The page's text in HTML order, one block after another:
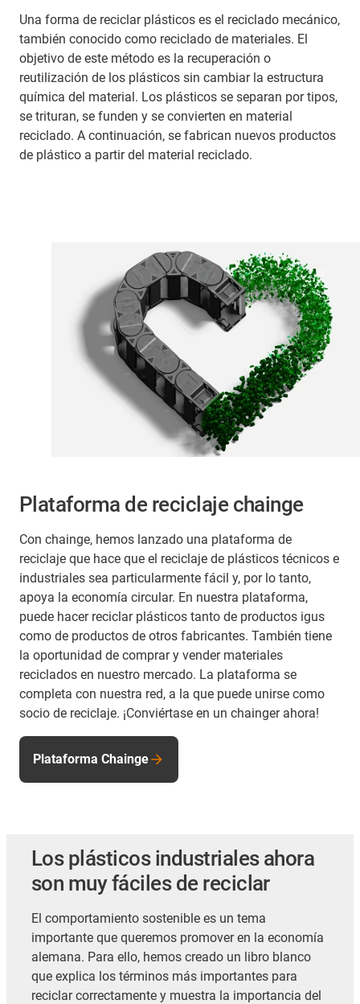
Una forma de reciclar plásticos es el reciclado mecánico,
también conocido como reciclado de materiales. El
objetivo de este método es la recuperación o
reutilización de los plásticos sin cambiar la estructura
química del material. Los plásticos se separan por tipos,
se trituran, se funden y se convierten en material
reciclado. A continuación, se fabrican nuevos productos
de plástico a partir del material reciclado.
Plataforma de reciclaje chainge
Con chainge, hemos lanzado una plataforma de
reciclaje que hace que el reciclaje de plásticos técnicos e
industriales sea particularmente fácil y, por lo tanto,
apoya la economía circular. En nuestra plataforma,
puede hacer reciclar plásticos tanto de productos igus
como de productos de otros fabricantes. También tiene
la oportunidad de comprar y vender materiales
reciclados en nuestro mercado. La plataforma se
completa con nuestra red, a la que puede unirse como
socio de reciclaje. ¡Conviértase en un chainger ahora!
Plataforma Chainge
Los plásticos industriales ahora
son muy fáciles de reciclar
El comportamiento sostenible es un tema
importante que queremos promover en la economía
alemana. Para ello, hemos creado un libro blanco
que explica los términos más importantes para
reciclar correctamente y muestra la importancia del